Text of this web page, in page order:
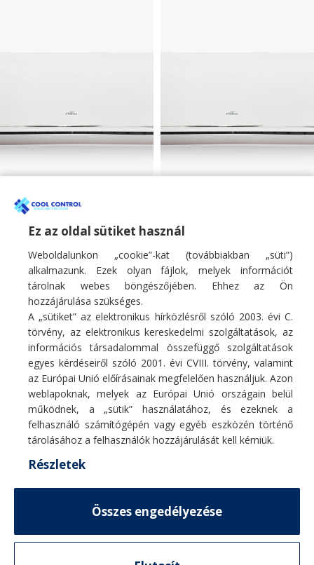
Fisher 3.4kW mono
oldalfali klíma SUMMER
sorozat
Monosplit oldalfali klíma
266 900 Ft
Monosplit oldalfali klíma
406 900Ft
Fő profilunk hűtő/fűtő légkondicionáló berendezések, hőszivattyúk
értékesítése, szakszerű telepítése, karbantartása, tisztítása, javítása.
E-mail:info@coolcontrol.hu
Telefon: +36 (30) 978-0649
Telefon: +36 (30) 542-0613
TERMÉKVÁLASZTÓ
Ez az oldal sütiket használ
Weboldalunkon „cookie”-kat (továbbiakban „süti”)
alkalmazunk. Ezek olyan fájlok, melyek információt
tárolnak webes böngészőjében. Ehhez az Ön
hozzájárulása szükséges.
A „sütiket” az elektronikus hírközlésről szóló 2003. évi C.
törvény, az elektronikus kereskedelmi szolgáltatások, az
információs társadalommal összefüggő szolgáltatások
egyes kérdéseiről szóló 2001. évi CVIII. törvény, valamint
az Európai Unió előírásainak megfelelően használjuk. Azon
weblapoknak, melyek az Európai Unió országain belül
működnek, a „sütik” használatához, és ezeknek a
felhasználó számítógépén vagy egyéb eszközén történő
tárolásához a felhasználók hozzájárulását kell kérniük.
Részletek
Összes engedélyezése